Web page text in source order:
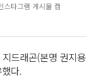
스타그램 게시물 캡
드래곤(본명 권지용
다.